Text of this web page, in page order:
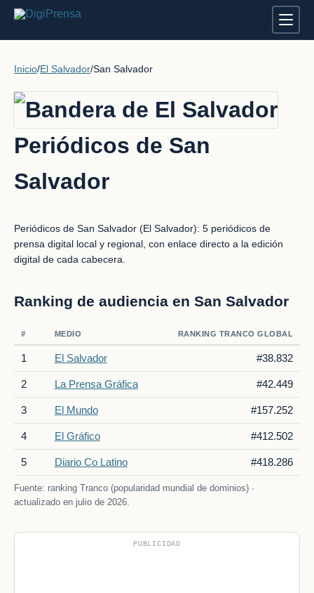
Inicio/El Salvador/San Salvador
Periódicos de San
Salvador
Periódicos de San Salvador (El Salvador): 5 periódicos de
prensa digital local y regional, con enlace directo a la edición
digital de cada cabecera.
Ranking de audiencia en San Salvador
# MEDIO RANKING TRANCO GLOBAL
1 El Salvador #38.832
2 La Prensa Gráfica #42.449
3 El Mundo #157.252
4 El Gráfico #412.502
5 Diario Co Latino #418.286
Fuente: ranking Tranco (popularidad mundial de dominios) ·
actualizado en julio de 2026.
PUBLICIDAD